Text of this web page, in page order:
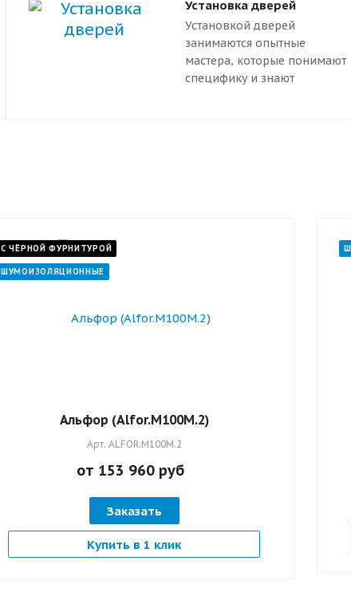
Установка дверей
Установкой дверей
занимаются опытные
мастера, которые понимают
специфику и знают
установленная по правилам,
С ЧЁРНОЙ ФУРНИТУРОЙ
ШУМОИЗОЛЯЦИОННЫЕ
Альфор (Alfor.M100M.2)
Арт. ALFOR.M100M.2
от 153 960 руб
Заказать
Купить в 1 клик